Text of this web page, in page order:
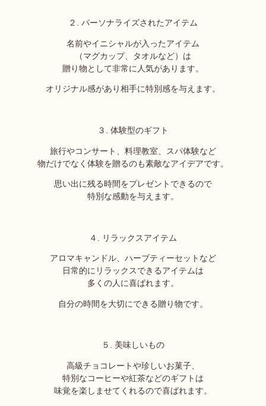
２. パーソナライズされたアイテム
名前やイニシャルが入ったアイテム
（マグカップ、タオルなど）は
贈り物として非常に人気があります。
オリジナル感があり相手に特別感を与えます。
３. 体験型のギフト
旅行やコンサート、料理教室、スパ体験など
物だけでなく体験を贈るのも素敵なアイデアです。
思い出に残る時間をプレゼントできるので
特別な感動を与えます。
４. リラックスアイテム
アロマキャンドル、ハーブティーセットなど
日常的にリラックスできるアイテムは
多くの人に喜ばれます。
自分の時間を大切にできる贈り物です。
５. 美味しいもの
高級チョコレートや珍しいお菓子、
特別なコーヒーや紅茶などのギフトは
味覚を楽しませてくれるので喜ばれます。